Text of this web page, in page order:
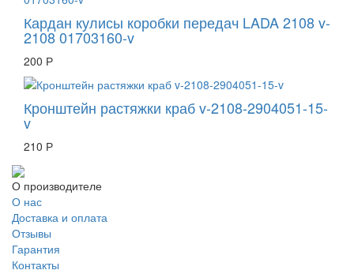
Кардан кулисы коробки передач LADA 2108 v-
2108 01703160-v
200 Р
Кронштейн растяжки краб v-2108-2904051-15-
v
210 Р
О производителе
О нас
Доставка и оплата
Отзывы
Гарантия
Контакты